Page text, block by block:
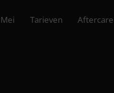
Tarieven Aftercare